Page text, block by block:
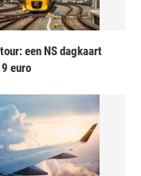
een NS dagkaart
euro